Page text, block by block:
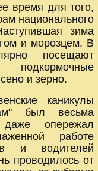
время для того,
национального
зима
и морозцем. В
посещают
подкормочные
и зерно.
каникулы
был весьма
опережал
работе
и водителей
проводилось от